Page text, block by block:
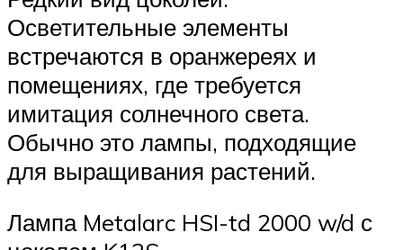
Осветительные элементы
встречаются в оранжереях и
помещениях, где требуется
имитация солнечного света.
Обычно это лампы, подходящие
для выращивания растений.
Лампа Metalarc HSI-td 2000 w/d с